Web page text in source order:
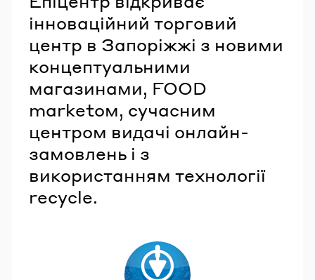
інноваційний торговий
центр в Запоріжжі з новими
концептуальними
магазинами, FOOD
marketом, сучасним
центром видачі онлайн-
замовлень і з
використанням технології
recycle.